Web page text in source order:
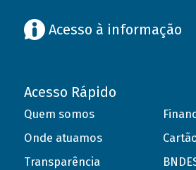
Acesso à informação
Acesso Rápido
Quem somos
Onde atuamos
Transparência